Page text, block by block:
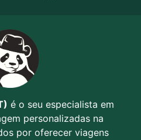
é o seu especialista em
personalizadas na
por oferecer viagens